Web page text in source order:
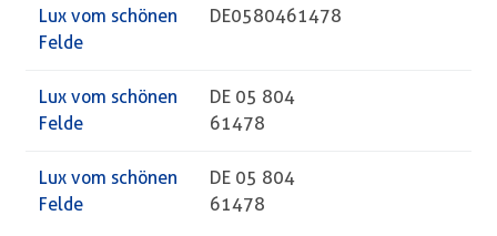
Lux vom schönen
Felde
DE0580461478
Lux vom schönen
Felde
DE 05 804
61478
Lux vom schönen
Felde
DE 05 804
61478